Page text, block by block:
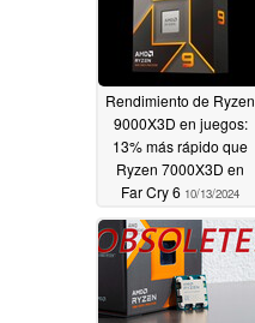
Rendimiento de Ryzen
9000X3D en juegos:
13% más rápido que
Ryzen 7000X3D en
Far Cry 6 10/13/2024